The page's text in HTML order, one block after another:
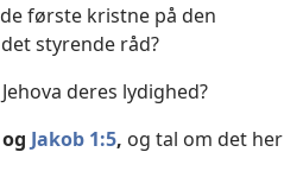
første kristne på den
styrende råd?
deres lydighed?
og Jakob 1:5, og tal om det her